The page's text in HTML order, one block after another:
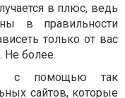
в плюс, ведь
в правильности
только от вас
Не более.
с помощью так
сайтов, которые